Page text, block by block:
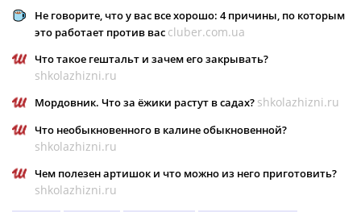
Не говорите, что у вас все хорошо: 4 причины, по которым
это работает против вас cluber.com.ua
Что такое гештальт и зачем его закрывать?
shkolazhizni.ru
Мордовник. Что за ёжики растут в садах? shkolazhizni.ru
Что необыкновенного в калине обыкновенной?
shkolazhizni.ru
Чем полезен артишок и что можно из него приготовить?
shkolazhizni.ru